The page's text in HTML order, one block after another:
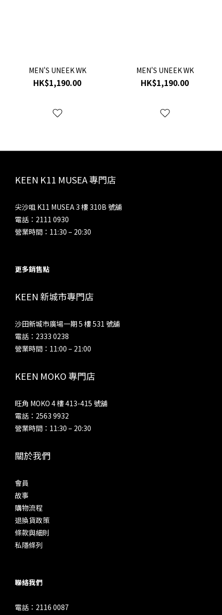
MEN'S UNEEK WK
HK$1,190.00
MEN'S UNEEK WK
HK$1,190.00
KEEN K11 MUSEA 專門店
尖沙咀 K11 MUSEA 3 樓 310B 號舖
電話：2111 0930
營業時間：11:30 – 20:30
更多銷售點
KEEN 新城市專門店
沙田新城市廣場一期 5 樓 531 號舖
電話：2333 0238
營業時間：11:00 – 21:00
KEEN MOKO 專門店
旺角 MOKO 4 樓 413-415 號舖
電話：2563 9932
營業時間：11:30 – 20:30
關於我們
會員
故事
購物流程
退換貨政策
條款與細則
私隱條列
聯絡我們
電話：2116 0087